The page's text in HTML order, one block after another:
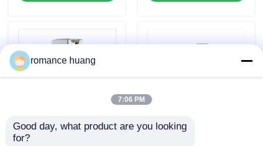
कॉस्मेटिक वायुहीन बोतल
कॉस्मेटिक लोशन की बोतल
कॉस्मेटिक क्रीम जार
गर्म बिक्री प्रसाधन सामग्री
romance huang
7:06 PM
Good day, what product are you looking
for?